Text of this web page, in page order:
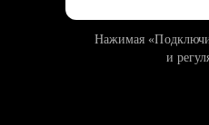
Нажимая
и